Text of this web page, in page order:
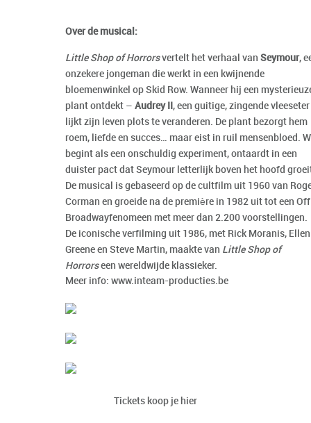
Over de musical:
Little Shop of Horrorsvertelt het verhaal van Seymour,
onzekere jongeman die werkt in een kwijnende
bloemenwinkel op Skid Row. Wanneer hij een
plant ontdekt – Audrey II , een guitige, zingende
lijkt zijn leven plots te veranderen. De plant bezorgt hem
roem, liefde en succes… maar eist in ruil mensenbloed.
begint als een onschuldig experiment, ontaardt in een
duister pact dat Seymour letterlijk boven het hoofd
De musical is gebaseerd op de cultfilm uit 1960 van
Corman en groeide na de première in 1982 uit tot een
Broadwayfenomeen met meer dan 2.200 voorstellingen.
De iconische verfilming uit 1986, met Rick Moranis, Ellen
Greene en Steve Martin, maakte van Little Shop of
Horrorseen wereldwijde klassieker.
Meer info: www.inteam-producties.be
Tickets koop je hier